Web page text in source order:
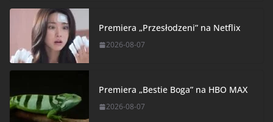
Premiera „Przesłodzeni” na Netflix
2026-08-07
Premiera „Bestie Boga” na HBO MAX
2026-08-07